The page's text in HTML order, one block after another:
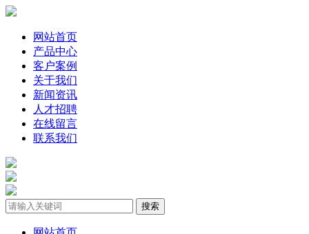
网站首页
产品中心
客户案例
关于我们
新闻资讯
人才招聘
在线留言
联系我们